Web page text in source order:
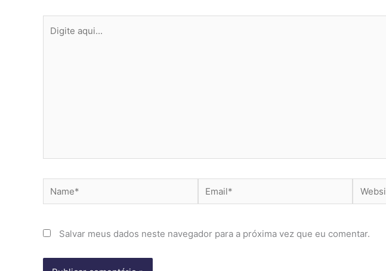
aqui...
Name* Email* Website
Salvar meus dados neste navegador para a próxima vez que eu comentar.